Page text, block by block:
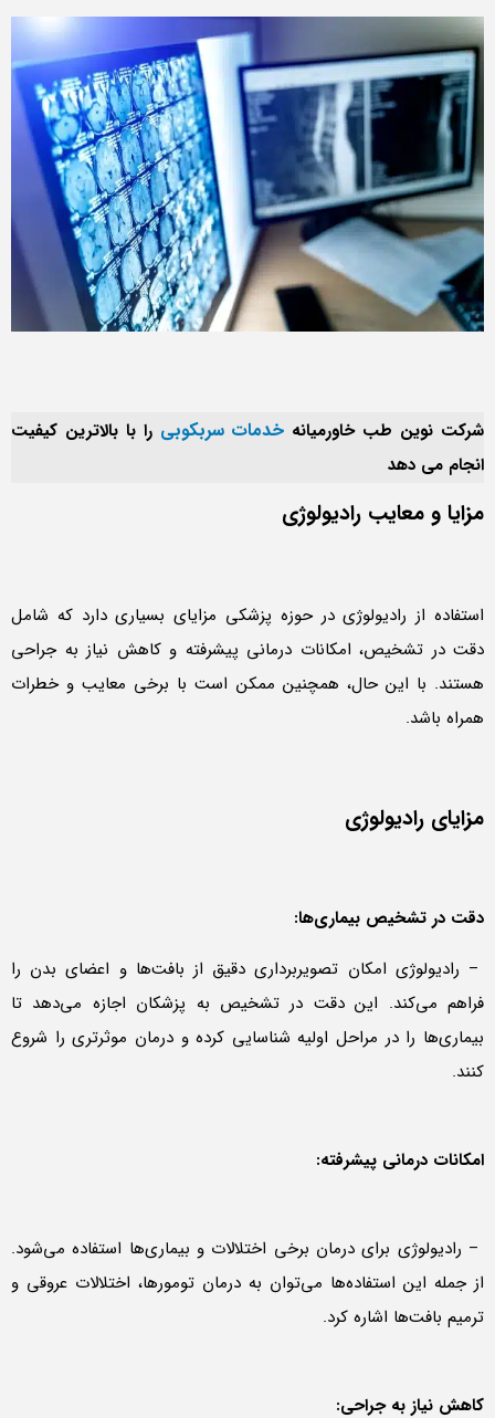
شرکت نوین طب خاورمیانه خدمات سربکوبی را با بالاترین کیفیت
انجام می دهد
مزایا و معایب رادیولوژی
استفاده از رادیولوژی در حوزه پزشکی مزایای بسیاری دارد که شامل
دقت در تشخیص، امکانات درمانی پیشرفته و کاهش نیاز به جراحی
هستند. با این حال، همچنین ممکن است با برخی معایب و خطرات
همراه باشد.
مزایای رادیولوژی
دقت در تشخیص بیماری‌ها:
– رادیولوژی امکان تصویربرداری دقیق از بافت‌ها و اعضای بدن را
فراهم می‌کند. این دقت در تشخیص به پزشکان اجازه می‌دهد تا
بیماری‌ها را در مراحل اولیه شناسایی کرده و درمان موثرتری را شروع
کنند.
امکانات درمانی پیشرفته:
– رادیولوژی برای درمان برخی اختلالات و بیماری‌ها استفاده می‌شود.
از جمله این استفاده‌ها می‌توان به درمان تومورها، اختلالات عروقی و
ترمیم بافت‌ها اشاره کرد.
کاهش نیاز به جراحی: